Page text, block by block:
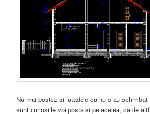
Nu mai postez si fatadele ca nu s-au
sunt curiosi le voi posta si pe acelea, ca de